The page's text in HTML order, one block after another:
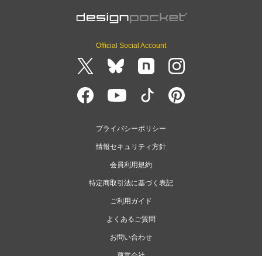
Official Social Account
プライバシーポリシー
情報セキュリティ方針
会員利用規約
特定商取引法に基づく表記
ご利用ガイド
よくあるご質問
お問い合わせ